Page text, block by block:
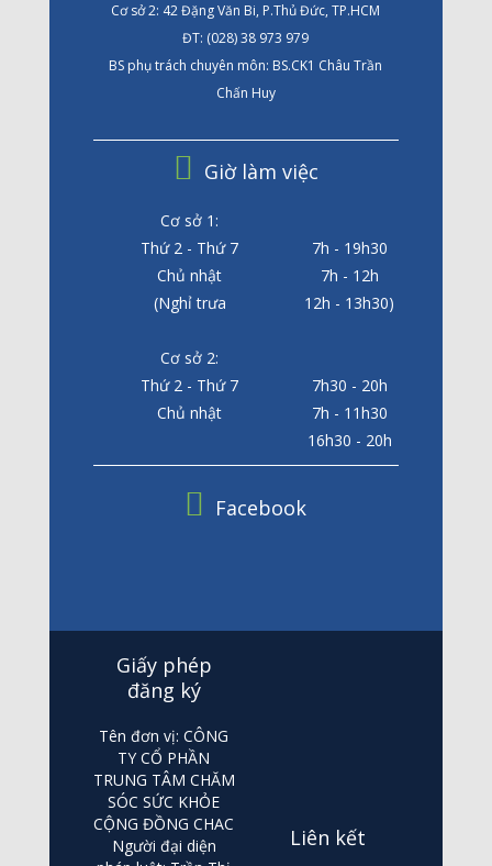
Cơ sở 2: 42 Đặng Văn Bi, P.Thủ Đức, TP.HCM
ĐT: (028) 38 973 979
BS phụ trách chuyên môn: BS.CK1 Châu Trần
Chấn Huy
Giờ làm việc
Cơ sở 1:
Thứ 2 - Thứ 7
7h - 19h30
Chủ nhật
7h - 12h
(Nghỉ trưa
12h - 13h30)
Cơ sở 2:
Thứ 2 - Thứ 7
7h30 - 20h
Chủ nhật
7h - 11h30
16h30 - 20h
Facebook
Giấy phép
đăng ký
Tên đơn vị: CÔNG
TY CỔ PHẦN
TRUNG TÂM CHĂM
SÓC SỨC KHỎE
CỘNG ĐỒNG CHAC
Người đại diện
Liên kết